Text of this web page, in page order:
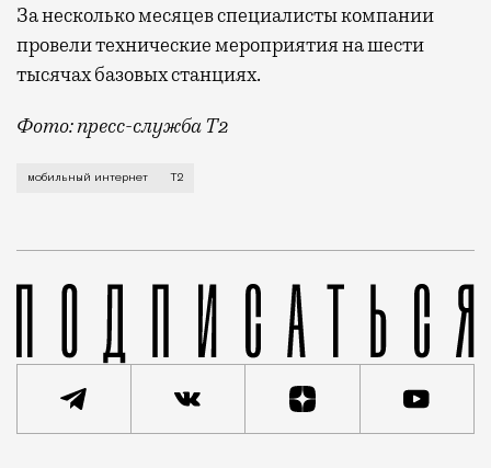
За несколько месяцев специалисты компании
провели технические мероприятия на шести
тысячах базовых станциях.
Фото: пресс-служба Т2
Мобильный оператор Т2 завершил работы по
мобильный интернет Т2